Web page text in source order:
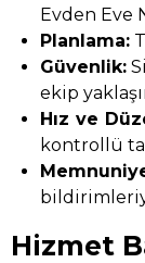
Evden Eve
Planlama:
Güvenlik:
ekip
Hız ve
kontrollü
Hizmet